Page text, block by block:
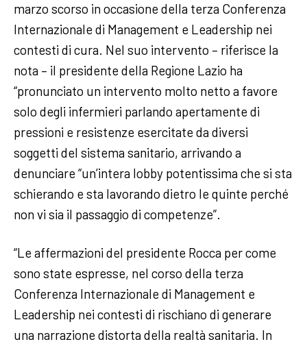
marzo scorso in occasione della terza Conferenza
Internazionale di Management e Leadership nei
contesti di cura. Nel suo intervento – riferisce la
nota – il presidente della Regione Lazio ha
“pronunciato un intervento molto netto a favore
solo degli infermieri parlando apertamente di
pressioni e resistenze esercitate da diversi
soggetti del sistema sanitario, arrivando a
denunciare “un’intera lobby potentissima che si sta
schierando e sta lavorando dietro le quinte perché
non vi sia il passaggio di competenze”.
“Le affermazioni del presidente Rocca per come
sono state espresse, nel corso della terza
Conferenza Internazionale di Management e
Leadership nei contesti di rischiano di generare
una narrazione distorta della realtà sanitaria. In